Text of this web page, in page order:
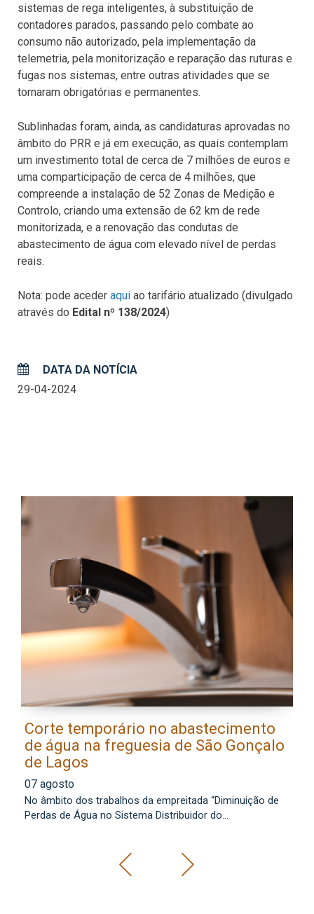
sistemas de rega inteligentes, à substituição de
contadores parados, passando pelo combate ao
consumo não autorizado, pela implementação da
telemetria, pela monitorização e reparação das ruturas e
fugas nos sistemas, entre outras atividades que se
tornaram obrigatórias e permanentes.
Sublinhadas foram, ainda, as candidaturas aprovadas no
âmbito do PRR e já em execução, as quais contemplam
um investimento total de cerca de 7 milhões de euros e
uma comparticipação de cerca de 4 milhões, que
compreende a instalação de 52 Zonas de Medição e
Controlo, criando uma extensão de 62 km de rede
monitorizada, e a renovação das condutas de
abastecimento de água com elevado nível de perdas
reais.
Nota: pode aceder aqui ao tarifário atualizado (divulgado
através do Edital nº 138/2024)
DATA DA NOTÍCIA
29-04-2024
Corte temporário no abastecimento
de água na freguesia de São Gonçalo
de Lagos
07 agosto
No âmbito dos trabalhos da empreitada “Diminuição de
Perdas de Água no Sistema Distribuidor do...